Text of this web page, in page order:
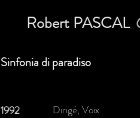
Robert PASCAL
Sinfonia di paradiso
1992
Dirigé, Voix